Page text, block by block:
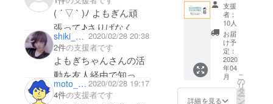
( ´ ▽ ` )ﾉ よもぎん頑
張って♪さりげなく応
援してるよ！
shiki_editor 2020/02/28 20:38
2件の支援者です
よもぎちゃんさんの活
動を友人経由で知って
から moto_tsujiana 2020/02/28 19:17
4件の支援者です
ト
レター
支援
者：
10人
お届
け予
定：
2020
年04
月
詳細を見る
こ
の
リ
タ
ー
ン